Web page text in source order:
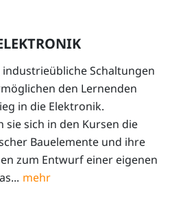
Schaltungen
den Lernenden
in die Elektronik.
sich in den Kursen die
Bauelemente und ihre
zum Entwurf einer eigenen